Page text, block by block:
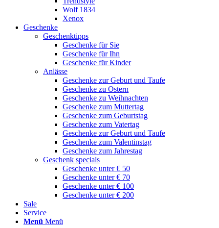
Wolf 1834
Xenox
Geschenke
Geschenktipps
Geschenke für Sie
Geschenke für Ihn
Geschenke für Kinder
Anlässe
Geschenke zur Geburt und Taufe
Geschenke zu Ostern
Geschenke zu Weihnachten
Geschenke zum Muttertag
Geschenke zum Geburtstag
Geschenke zum Vatertag
Geschenke zur Geburt und Taufe
Geschenke zum Valentinstag
Geschenke zum Jahrestag
Geschenk specials
Geschenke unter € 50
Geschenke unter € 70
Geschenke unter € 100
Geschenke unter € 200
Sale
Service
Menü Menü